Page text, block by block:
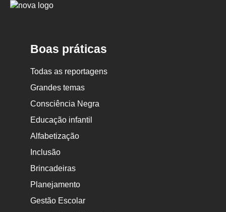
Logo
Boas práticas
Todas as reportagens
Grandes temas
Consciência Negra
Educação infantil
Alfabetização
Inclusão
Brincadeiras
Planejamento
Gestão Escolar